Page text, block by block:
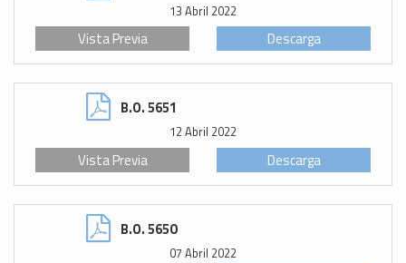
13 Abril 2022
Descarga
Vista Previa
B.O. 5651
12 Abril 2022
Descarga
Vista Previa
B.O. 5650
07 Abril 2022